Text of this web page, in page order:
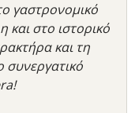
γαστρονομικό
στο ιστορικό
και τη
συνεργατικό